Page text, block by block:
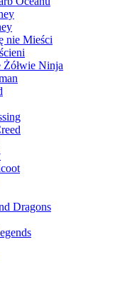
nie Mieści
Ninja
Dragons